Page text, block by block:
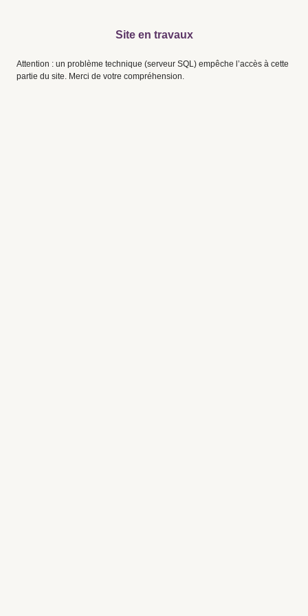
Site en travaux
Attention : un problème technique (serveur SQL) empêche l’accès à cette
partie du site. Merci de votre compréhension.